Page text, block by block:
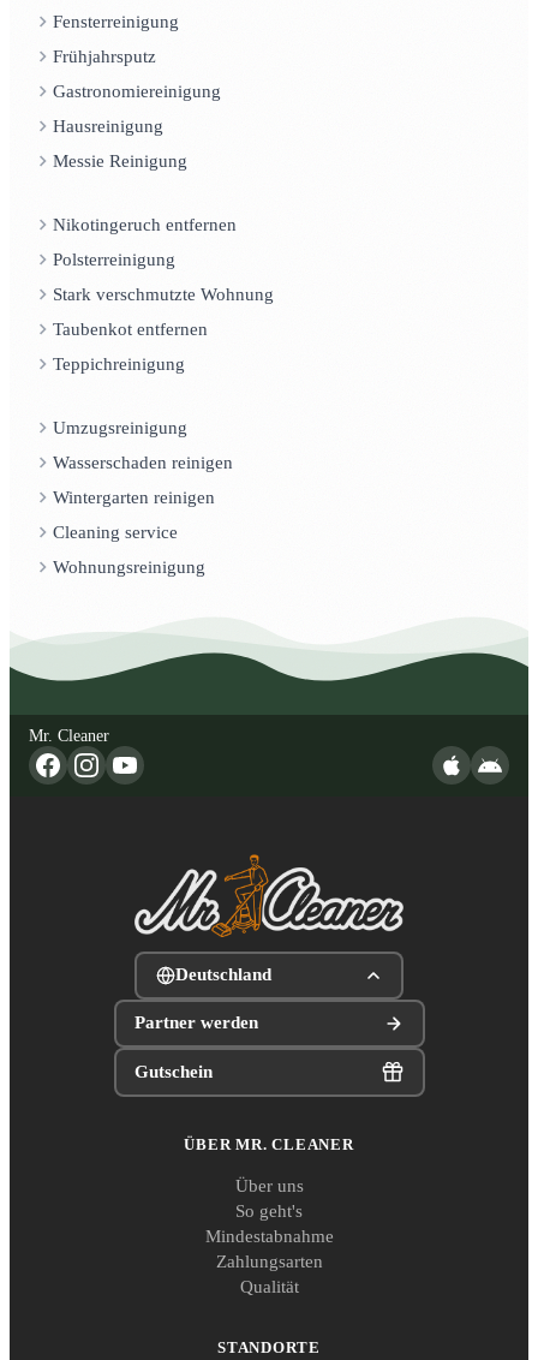
Fensterreinigung
Frühjahrsputz
Gastronomiereinigung
Hausreinigung
Messie Reinigung
Nikotingeruch entfernen
Polsterreinigung
Stark verschmutzte Wohnung
Taubenkot entfernen
Teppichreinigung
Umzugsreinigung
Wasserschaden reinigen
Wintergarten reinigen
Cleaning service
Wohnungsreinigung
Mr. Cleaner
Deutschland
Partner werden
Gutschein
ÜBER MR. CLEANER
Über uns
So geht's
Mindestabnahme
Zahlungsarten
Qualität
STANDORTE